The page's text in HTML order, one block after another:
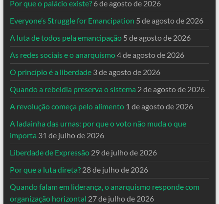
Por que o palácio existe? 6 de agosto de 2026
Everyone’s Struggle for Emancipation 5 de agosto de 2026
A luta de todos pela emancipação 5 de agosto de 2026
As redes sociais e o anarquismo4 de agosto de 2026
O princípio é a liberdade 3 de agosto de 2026
Quando a rebeldia preserva o sistema 2 de agosto de 2026
A revolução começa pelo alimento 1 de agosto de 2026
A ladainha das urnas: por que o voto não muda o que
importa 31 de julho de 2026
Liberdade de Expressão 29 de julho de 2026
Por que a luta direta? 28 de julho de 2026
Quando falam em liderança, o anarquismo responde com
organização horizontal 27 de julho de 2026